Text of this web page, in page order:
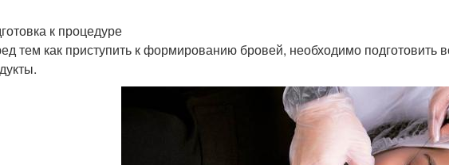
к процедуре
тем как приступить к формированию бровей, необходимо подготовить